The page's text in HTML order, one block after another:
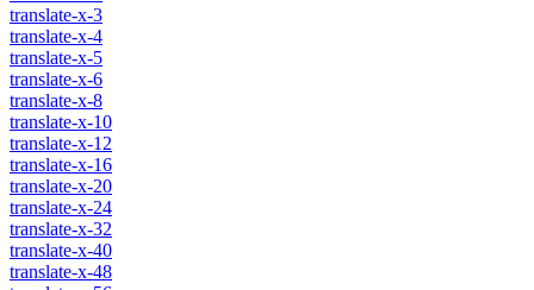
translate-x-3
translate-x-4
translate-x-5
translate-x-6
translate-x-8
translate-x-10
translate-x-12
translate-x-16
translate-x-20
translate-x-24
translate-x-32
translate-x-40
translate-x-48